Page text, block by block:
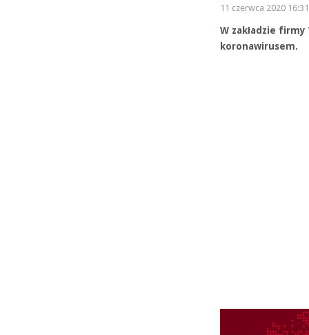
11 czerwca 2020 16:31
W zakładzie
koronawirusem.